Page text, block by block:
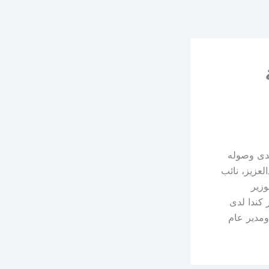
وصوله
نائب
كندا لدى
عام